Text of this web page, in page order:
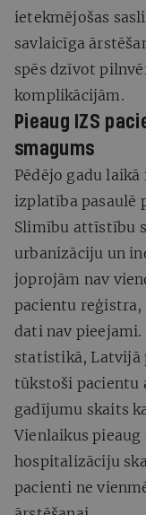
ietekmējošas
savlaicīga
spēs dzīvot
komplikācijām.
Pieaug IZS
smagums
Pēdējo gadu
izplatība pasaulē
Slimību attīstību
urbanizāciju un
joprojām nav
pacientu
dati nav pieejami.
statistikā, Latvijā
tūkstoši pacientu
gadījumu skaits
Vienlaikus
hospitalizāciju
pacienti ne